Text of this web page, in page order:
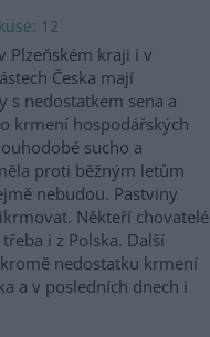
12
Plzeňském kraji i v
Česka mají
s nedostatkem sena a
krmení hospodářských
sucho a
proti běžným letům
nebudou. Pastviny
Někteří chovatelé
i z Polska. Další
nedostatku krmení
a v posledních dnech i